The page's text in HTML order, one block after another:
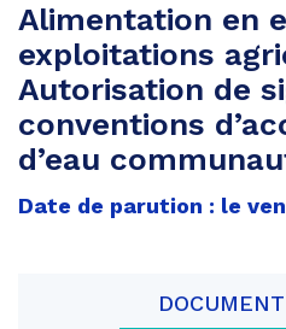
Alimentation en
exploitations
Autorisation de
conventions
d’eau
Date de parution : le